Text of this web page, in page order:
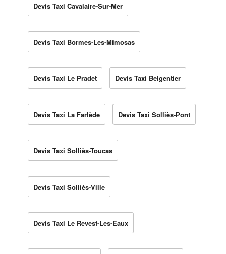
Devis Taxi Cavalaire-Sur-Mer
Devis Taxi Bormes-Les-Mimosas
Devis Taxi Le Pradet Devis Taxi Belgentier
Devis Taxi La Farlède Devis Taxi Solliès-Pont
Devis Taxi Solliès-Toucas
Devis Taxi Solliès-Ville
Devis Taxi Le Revest-Les-Eaux